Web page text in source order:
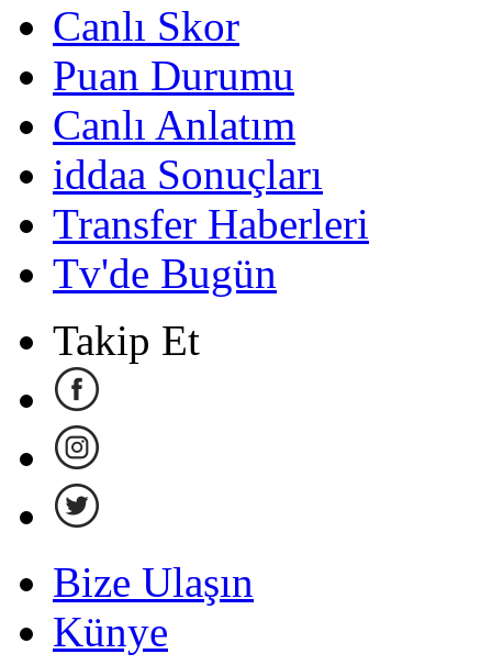
Canlı Skor
Puan Durumu
Canlı Anlatım
iddaa Sonuçları
Transfer Haberleri
Tv'de Bugün
Takip Et
Bize Ulaşın
Künye